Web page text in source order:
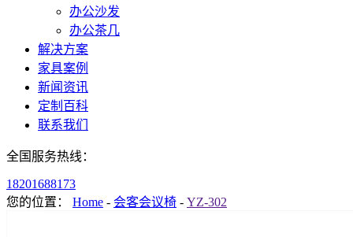
办公沙发
办公茶几
解决方案
家具案例
新闻资讯
定制百科
联系我们
全国服务热线：
18201688173
您的位置： Home - 会客会议椅 - YZ-302